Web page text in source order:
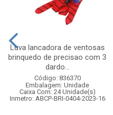
Luva lancadora de ventosas
brinquedo de precisao com 3
dardo...
Código: 836370
Embalagem: Unidade
Caixa Com: 24 Unidade(s)
Inmetro: ABCP-BRI-0404-2023-16